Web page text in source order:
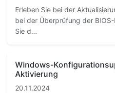
Erleben Sie bei der
bei der Überprüfung der
Sie d...
Windows-
Aktivierung
20.11.2024